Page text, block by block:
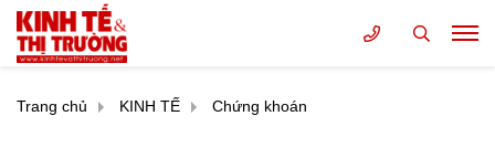
Trang chủ KINH TẾ Chứng khoán